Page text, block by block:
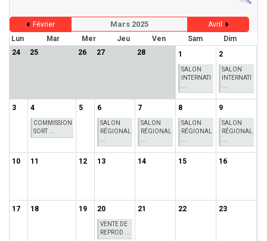
Février Mars 2025
Avril
Lun
Mar Mer Jeu Ven Sam
Dim
24
25 26 27 28 1
SALON
INTERNATI
2
SALON
INTERNATI
3 4
COMMISSION
SORT ...
5 6
SALON
RÉGIONAL
7
SALON
RÉGIONAL
8
SALON
RÉGIONAL
9
SALON
RÉGIONAL
10 11 12 13 14 15 16
17 18 19 20
VENTE DE
REPROD ...
21 22 23